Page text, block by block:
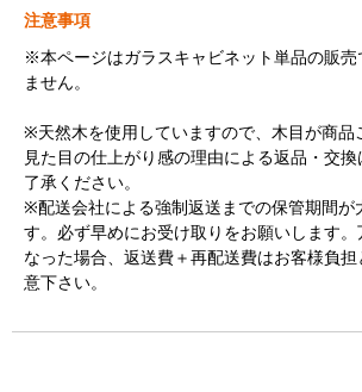
注意事項
※本ページはガラスキャビネット単品の販売
ません。
※天然木を使用していますので、木目が商品
見た目の仕上がり感の理由による返品・交
了承ください。
※配送会社による強制返送までの保管期間が
す。必ず早めにお受け取りをお願いします。
なった場合、返送費＋再配送費はお客様負
意下さい。